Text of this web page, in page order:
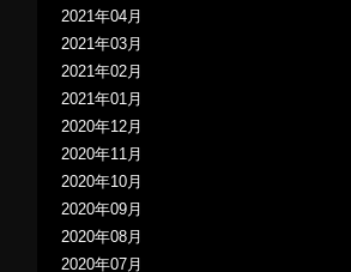
2021年04月
2021年03月
2021年02月
2021年01月
2020年12月
2020年11月
2020年10月
2020年09月
2020年08月
2020年07月